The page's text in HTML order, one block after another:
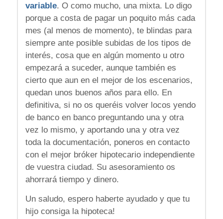
variable. O como mucho, una mixta. Lo digo
porque a costa de pagar un poquito más cada
mes (al menos de momento), te blindas para
siempre ante posible subidas de los tipos de
interés, cosa que en algún momento u otro
empezará a suceder, aunque también es
cierto que aun en el mejor de los escenarios,
quedan unos buenos años para ello. En
definitiva, si no os queréis volver locos yendo
de banco en banco preguntando una y otra
vez lo mismo, y aportando una y otra vez
toda la documentación, poneros en contacto
con el mejor bróker hipotecario independiente
de vuestra ciudad. Su asesoramiento os
ahorrará tiempo y dinero.
Un saludo, espero haberte ayudado y que tu
hijo consiga la hipoteca!